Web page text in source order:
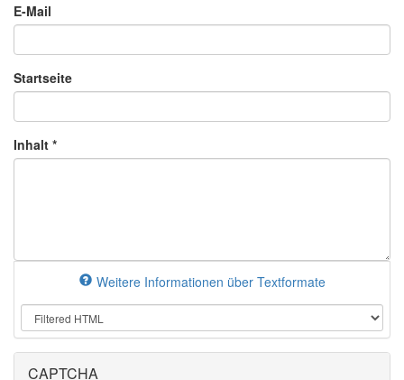
E-Mail
Startseite
Inhalt *
Weitere Informationen über Textformate
CAPTCHA